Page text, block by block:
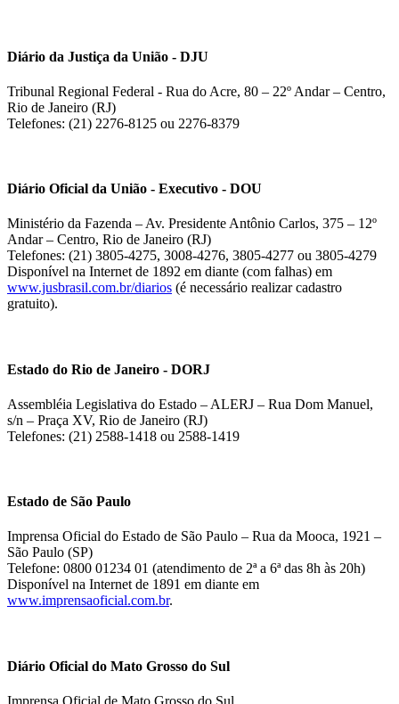
Diário da Justiça da União - DJU
Tribunal Regional Federal - Rua do Acre, 80 – 22º Andar – Centro,
Rio de Janeiro (RJ)
Telefones: (21) 2276-8125 ou 2276-8379
Diário Oficial da União - Executivo - DOU
Ministério da Fazenda – Av. Presidente Antônio Carlos, 375 – 12º
Andar – Centro, Rio de Janeiro (RJ)
Telefones: (21) 3805-4275, 3008-4276, 3805-4277 ou 3805-4279
Disponível na Internet de 1892 em diante (com falhas) em
www.jusbrasil.com.br/diarios (é necessário realizar cadastro
gratuito).
Estado do Rio de Janeiro - DORJ
Assembléia Legislativa do Estado – ALERJ – Rua Dom Manuel,
s/n – Praça XV, Rio de Janeiro (RJ)
Telefones: (21) 2588-1418 ou 2588-1419
Estado de São Paulo
Imprensa Oficial do Estado de São Paulo – Rua da Mooca, 1921 –
São Paulo (SP)
Telefone: 0800 01234 01 (atendimento de 2ª a 6ª das 8h às 20h)
Disponível na Internet de 1891 em diante em
www.imprensaoficial.com.br.
Diário Oficial do Mato Grosso do Sul
Imprensa Oficial de Mato Grosso do Sul